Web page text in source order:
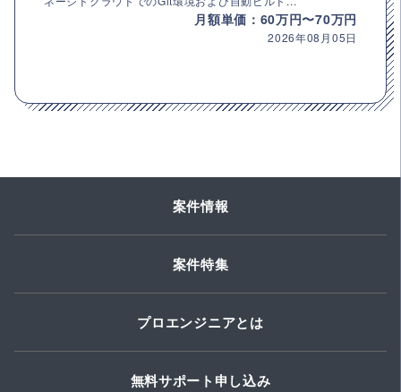
月額単価：60万円〜70万円
2026年08月05日
案件情報
案件特集
プロエンジニアとは
無料サポート申し込み